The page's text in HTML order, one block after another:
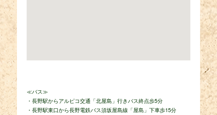
≪バス≫
・長野駅からアルピコ交通「北屋島」行きバス終点歩5分
・長野駅東口から長野電鉄バス須坂屋島線「屋島」下車歩15分